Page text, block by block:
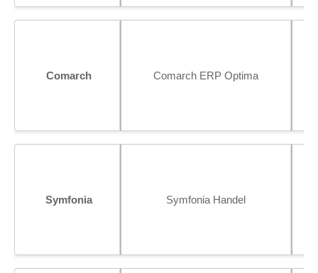
Comarch Comarch ERP Optima
Symfonia Symfonia Handel